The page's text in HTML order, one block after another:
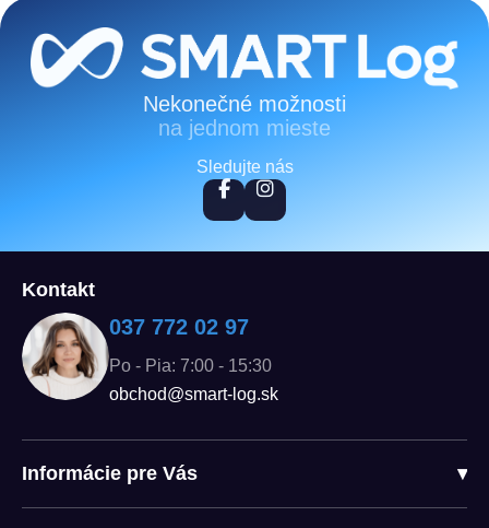
Zápätie
Nekonečné možnosti
na jednom mieste
Sledujte nás
Kontakt
037 772 02 97
Po - Pia: 7:00 - 15:30
obchod@smart-log.sk
Informácie pre Vás ▾